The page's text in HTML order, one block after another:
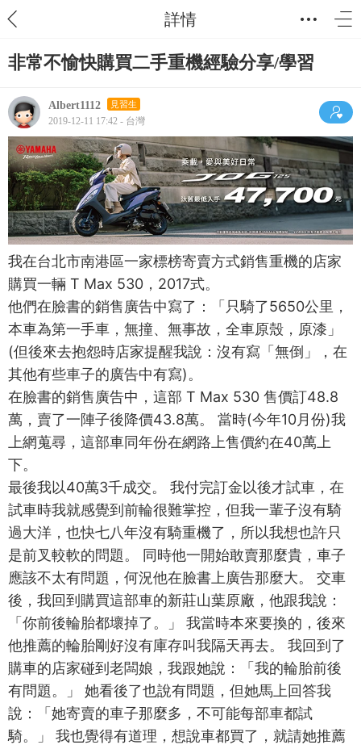
詳情
非常不愉快購買二手重機經驗分享/學習
Albert1112 見習生
2019-12-11 17:42 - 台灣
我在台北市南港區一家標榜寄賣方式銷售重機的店家
購買一輛 T Max 530，2017式。
他們在臉書的銷售廣告中寫了：「只騎了5650公里，
本車為第一手車，無撞、無事故，全車原殼，原漆」
(但後來去抱怨時店家提醒我說：沒有寫「無倒」，在
其他有些車子的廣告中有寫)。
在臉書的銷售廣告中，這部 T Max 530 售價訂48.8
萬，賣了一陣子後降價43.8萬。 當時(今年10月份)我
上網蒐尋，這部車同年份在網路上售價約在40萬上
下。
最後我以40萬3千成交。 我付完訂金以後才試車，在
試車時我就感覺到前輪很難掌控，但我一輩子沒有騎
過大洋，也快七八年沒有騎重機了，所以我想也許只
是前叉較軟的問題。 同時他一開始敢賣那麼貴，車子
應該不太有問題，何況他在臉書上廣告那麼大。 交車
後，我回到購買這部車的新莊山葉原廠，他跟我說：
「你前後輪胎都壞掉了。」 我當時本來要換的，後來
他推薦的輪胎剛好沒有庫存叫我隔天再去。 我回到了
購車的店家碰到老闆娘，我跟她說：「我的輪胎前後
有問題。」 她看後了也說有問題，但她馬上回答我
說：「她寄賣的車子那麼多，不可能每部車都試
騎。」 我也覺得有道理，想說車都買了，就請她推薦